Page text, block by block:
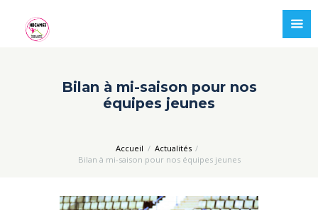
Bilan à mi-saison pour nos
équipes jeunes
Accueil
Actualités
Bilan à mi-saison pour nos équipes jeunes